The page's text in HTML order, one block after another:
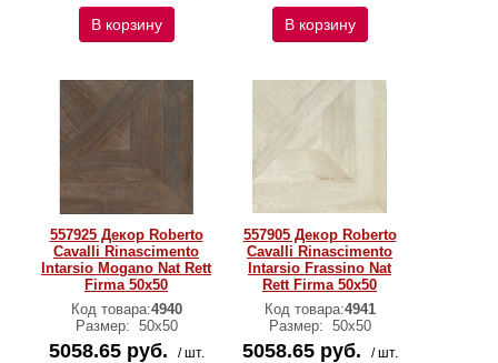
В корзину В корзину
557925 Декор Roberto
Cavalli Rinascimento
Intarsio Mogano Nat Rett
Firma 50x50
Код товара:4940
Размер: 50x50
5058.65 руб. / шт.
557905 Декор Roberto
Cavalli Rinascimento
Intarsio Frassino Nat
Rett Firma 50x50
Код товара:4941
Размер: 50x50
5058.65 руб. / шт.